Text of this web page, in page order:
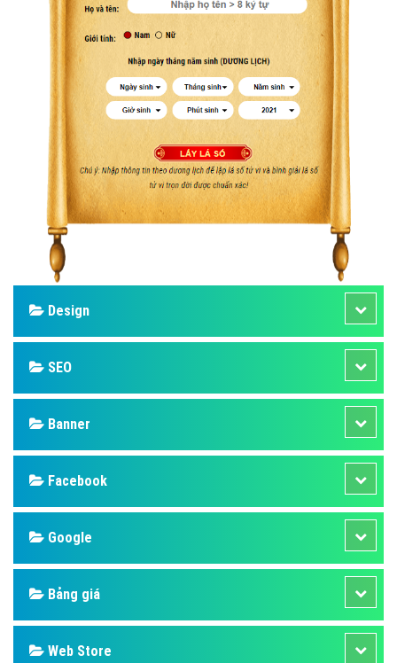
Design
SEO
Banner
Facebook
Google
Bảng giá
Web Store